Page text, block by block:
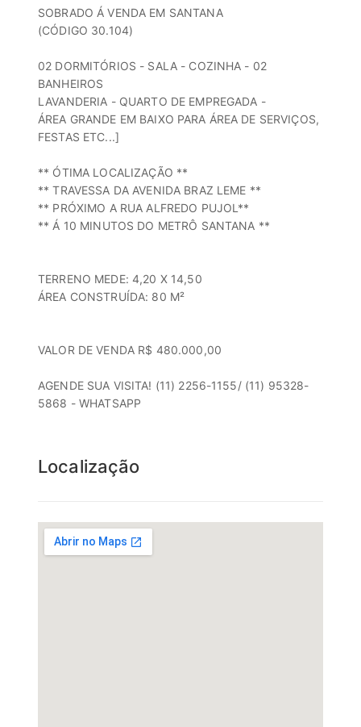
SOBRADO Á VENDA EM SANTANA
(CÓDIGO 30.104)
02 DORMITÓRIOS - SALA - COZINHA - 02
BANHEIROS
LAVANDERIA - QUARTO DE EMPREGADA -
ÁREA GRANDE EM BAIXO PARA ÁREA DE SERVIÇOS,
FESTAS ETC...]
** ÓTIMA LOCALIZAÇÃO **
** TRAVESSA DA AVENIDA BRAZ LEME **
** PRÓXIMO A RUA ALFREDO PUJOL**
** Á 10 MINUTOS DO METRÔ SANTANA **
TERRENO MEDE: 4,20 X 14,50
ÁREA CONSTRUÍDA: 80 M²
VALOR DE VENDA R$ 480.000,00
AGENDE SUA VISITA! (11) 2256-1155/ (11) 95328-
5868 - WHATSAPP
Localização